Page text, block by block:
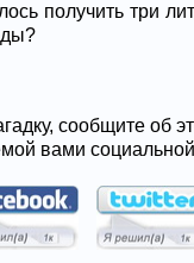
получить три
сообщите об
вами